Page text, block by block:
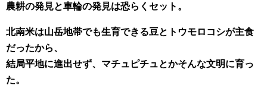
農耕の発見と車輪の発見は恐らくセット。
北南米は山岳地帯でも生育できる豆とトウモロコシが主食
だったから、
結局平地に進出せず、マチュピチュとかそんな文明に育っ
た。